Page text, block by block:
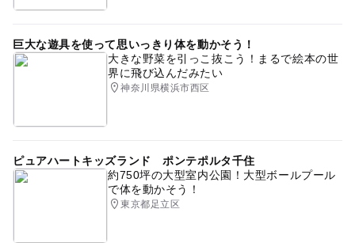
巨大な遊具を使って思いっきり体を動かそう！
大きな野菜を引っこ抜こう！まるで絵本の世
界に飛び込んだみたい
神奈川県横浜市西区
ピュアハートキッズランド ポンテポルタ千住
約750坪の大型室内公園！大型ボールプール
で体を動かそう！
東京都足立区